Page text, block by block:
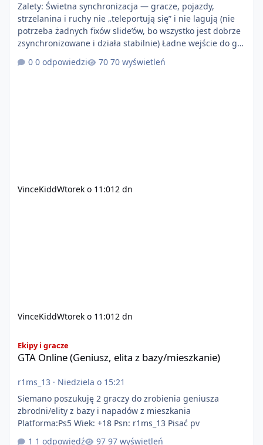
Zalety: Świetna synchronizacja — gracze, pojazdy,
strzelanina i ruchy nie „teleportują się” i nie lagują (nie
potrzeba żadnych fixów slide’ów, bo wszystko jest dobrze
zsynchronizowane i działa stabilnie) Ładne wejście do gry
+ solidny antycheat na poziomie multiplayera Wygodne
pisanie własnych modów i skryptów (wsparcie C# / JS /
0 odpowiedzi 70 wyświetleń
VinceKiddWtorek o 11:01 2 dn
VinceKiddWtorek o 11:01 2 dn
Ekipy i gracze
GTA Online (Geniusz, elita z bazy/mieszkanie)
r1ms_13 · Niedziela o 15:21
Siemano poszukuję 2 graczy do zrobienia geniusza
zbrodni/elity z bazy i napadów z mieszkania
Platforma:Ps5 Wiek: +18 Psn: r1ms_13 Pisać pv
1 odpowiedź
97 wyświetleń